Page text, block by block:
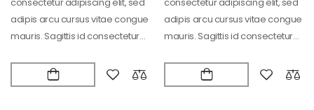
adipis arcu cursus vitae congue
mauris. Sagittis id consectetur
adipis arcu cursus vitae congue
mauris. Sagittis id consectetur